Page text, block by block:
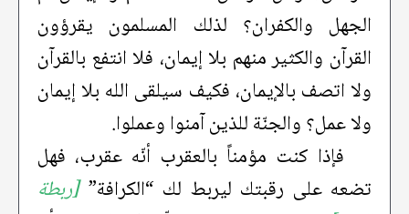
الجهل والكفران؟ لذلك المسلمون يقرؤون
القرآن والكثير منهم بلا إيمان، فلا انتفع بالقرآن
ولا اتصف بالإيمان، فكيف سيلقى الله بلا إيمان
ولا عمل؟ والجنّة للذين آمنوا وعملوا.
فإذا كنت مؤمناً بالعقرب أنّه عقرب، فهل
تضعه على رقبتك ليربط لك “الكرافة”[ربطة